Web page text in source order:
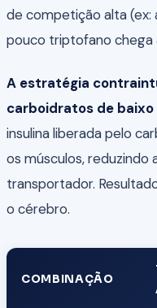
de competição alta
pouco triptofano chega
A estratégia
carboidratos de
insulina liberada pelo
os músculos, reduzindo
transportador.
o cérebro.
COMBINAÇÃO